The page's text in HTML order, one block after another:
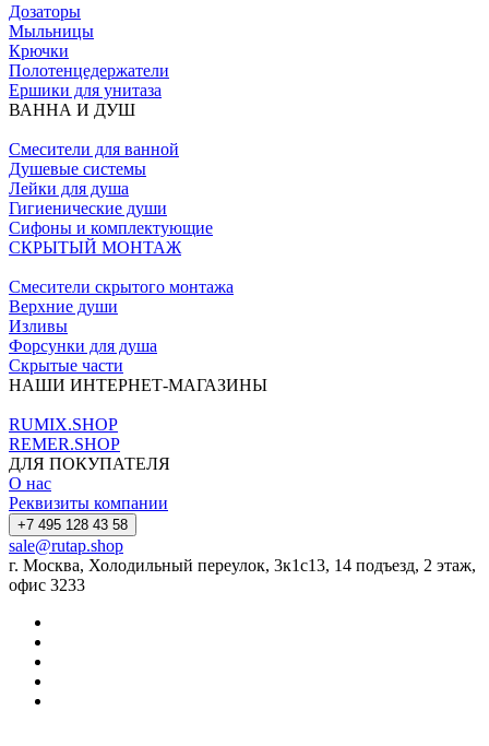
Дозаторы
Мыльницы
Крючки
Полотенцедержатели
Ершики для унитаза
ВАННА И ДУШ
Смесители для ванной
Душевые системы
Лейки для душа
Гигиенические души
Сифоны и комплектующие
СКРЫТЫЙ МОНТАЖ
Смесители скрытого монтажа
Верхние души
Изливы
Форсунки для душа
Скрытые части
НАШИ ИНТЕРНЕТ-МАГАЗИНЫ
RUMIX.SHOP
REMER.SHOP
ДЛЯ ПОКУПАТЕЛЯ
О нас
Реквизиты компании
+7 495 128 43 58
sale@rutap.shop
г. Москва, Холодильный переулок, 3к1с13, 14 подъезд, 2 этаж,
офис 3233